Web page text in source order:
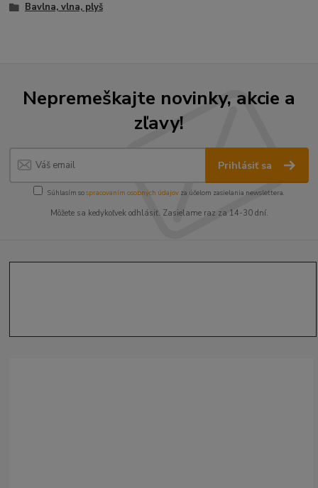
Bavlna, vlna, plyš
Nepremeškajte novinky, akcie a
zľavy!
Prihlásiť sa
Súhlasím sospracovaním osobných údajov za účelom zasielania newslettera.
Môžete sa kedykoľvek odhlásiť. Zasielame raz za 14-30 dní.